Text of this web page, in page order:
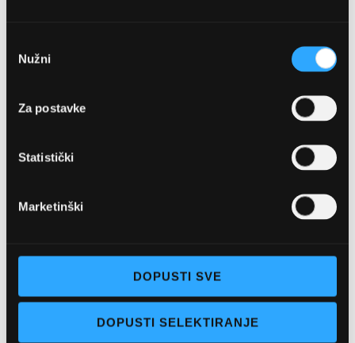
pristanka
Nužni
Za postavke
Statistički
Marketinški
DOPUSTI SVE
DOPUSTI SELEKTIRANJE
Pon - pet: 07 - 21h,